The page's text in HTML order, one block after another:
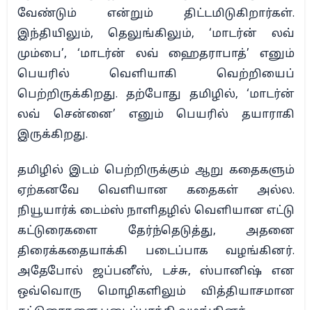
வேண்டும் என்றும் திட்டமிடுகிறார்கள்.
இந்தியிலும், தெலுங்கிலும், ‘மாடர்ன் லவ்
மும்பை’, ‘மாடர்ன் லவ் ஹைதராபாத்’ எனும்
பெயரில் வெளியாகி வெற்றியைப்
பெற்றிருக்கிறது. தற்போது தமிழில், ‘மாடர்ன்
லவ் சென்னை’ எனும் பெயரில் தயாராகி
இருக்கிறது.
தமிழில் இடம் பெற்றிருக்கும் ஆறு கதைகளும்
ஏற்கனவே வெளியான கதைகள் அல்ல.
நியூயார்க் டைம்ஸ் நாளிதழில் வெளியான எட்டு
கட்டுரைகளை தேர்ந்தெடுத்து, அதனை
திரைக்கதையாக்கி படைப்பாக வழங்கினர்.
அதேபோல் ஜப்பனீஸ், டச்சு, ஸ்பானிஷ் என
ஒவ்வொரு மொழிகளிலும் வித்தியாசமான